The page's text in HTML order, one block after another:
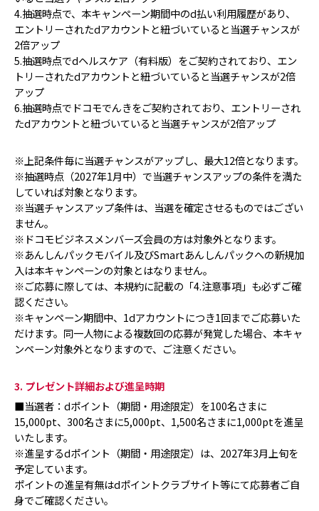
4.抽選時点で、本キャンペーン期間中のd払い利用履歴があり、
エントリーされたdアカウントと紐づいていると当選チャンスが
2倍アップ
5.抽選時点でdヘルスケア（有料版）をご契約されており、エン
トリーされたdアカウントと紐づいていると当選チャンスが2倍
アップ
6.抽選時点でドコモでんきをご契約されており、エントリーされ
たdアカウントと紐づいていると当選チャンスが2倍アップ
※上記条件毎に当選チャンスがアップし、最大12倍となります。
※抽選時点（2027年1月中）で当選チャンスアップの条件を満た
していれば対象となります。
※当選チャンスアップ条件は、当選を確定させるものではござい
ません。
※ドコモビジネスメンバーズ会員の方は対象外となります。
※あんしんパックモバイル及びSmartあんしんパックへの新規加
入は本キャンペーンの対象とはなりません。
※ご応募に際しては、本規約に記載の「4.注意事項」も必ずご確
認ください。
※キャンペーン期間中、1dアカウントにつき1回までご応募いた
だけます。同一人物による複数回の応募が発覚した場合、本キャ
ンペーン対象外となりますので、ご注意ください。
3. プレゼント詳細および進呈時期
■当選者：dポイント（期間・用途限定）を100名さまに
15,000pt、300名さまに5,000pt、1,500名さまに1,000ptを進呈
いたします。
※進呈するdポイント（期間・用途限定）は、2027年3月上旬を
予定しています。
ポイントの進呈有無はdポイントクラブサイト等にて応募者ご自
身でご確認ください。